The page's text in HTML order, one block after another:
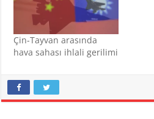
Çin-Tayvan arasında
hava sahası ihlali gerilimi